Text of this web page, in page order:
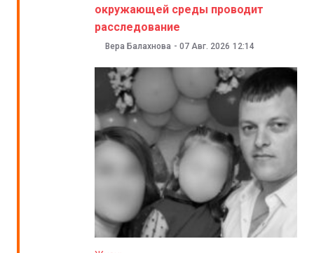
окружающей среды проводит
расследование
Вера Балахнова - 07 Авг. 2026 12:14